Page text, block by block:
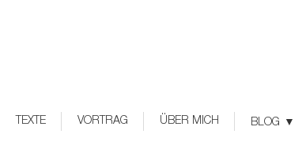
TEXTE VORTRAG ÜBER MICH BLOG